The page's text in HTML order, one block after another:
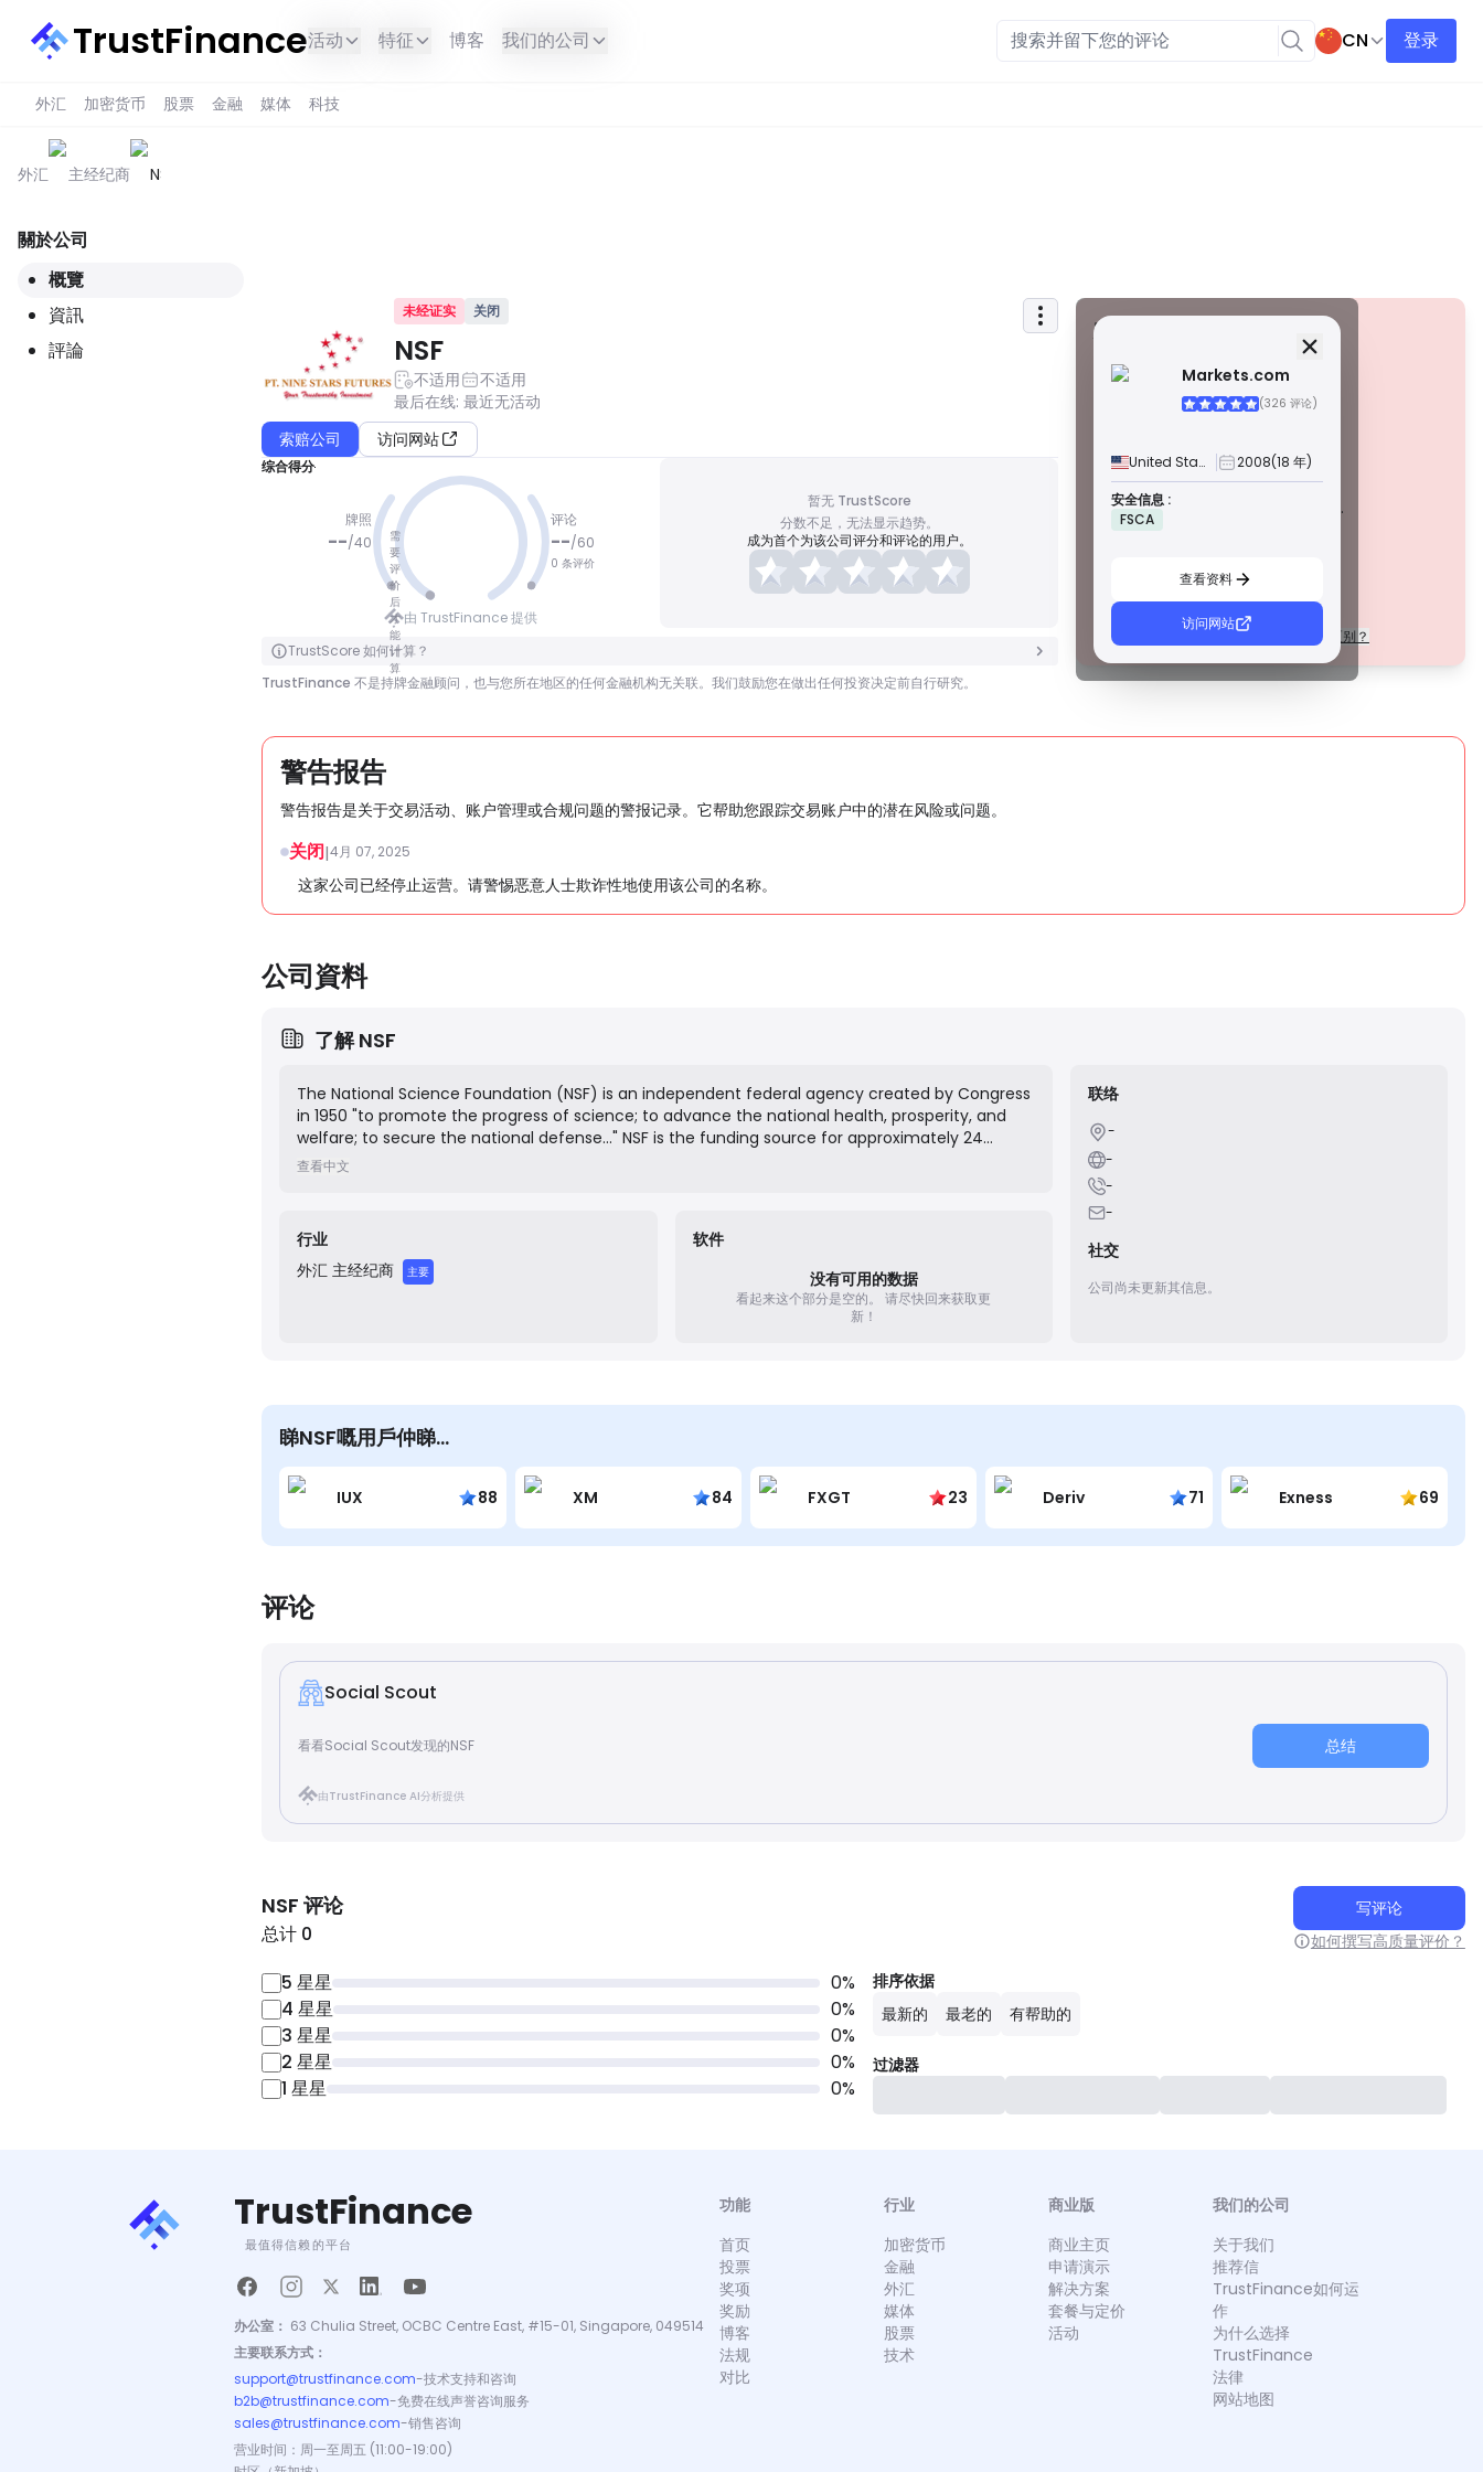
TrustFinance活动 特征 博客 我们的公司 CN 登录
外汇 加密货币 股票 金融 媒体 科技
外汇 主经纪商 NSF
關於公司
概覽
資訊
評論
未经证实 关闭
NSF
不适用
不适用
最后在线: 最近无活动
索赔公司
访问网站
综合得分
牌照
--/40
需
要
评
价
后
才
能
计
算
没有分数
点击翻转
评论
--/60
0 条评价
由 TrustFinance 提供
暂无 TrustScore
分数不足，无法显示趋势。
成为首个为该公司评分和评论的用户。
TrustScore 如何计算？
Markets.com
(326 评论)
United States 2008(18 年)
安全信息 :
FSCA
查看资料
访问网站
安全信息
警告
.
每个等级的许可证在法规上有什么区别？
由全球知名监管机构颁发，这些许可证通过严格的合规性、
由受尊敬的区域监管机构授予，这些许可证提供强大的安全
措施，例如资金隔离、财务报告和补偿计划。虽然没有等级 1
如最低资本要求和 AML 政策。监管较不严格，因此交易者应
谨慎行事并验证安全措施。
来自监管最少的司法管辖区，这些许可证通常缺乏关键保
护，例如资金隔离和保险。虽然它们对运营弹性很有吸引
力，但它们对交易者构成较高的风险。
TrustFinance 不是持牌金融顾问，也与您所在地区的任何金融机构无关联。我们鼓励您在做出任何投资决定前自行研究。
警告报告
警告报告是关于交易活动、账户管理或合规问题的警报记录。它帮助您跟踪交易账户中的潜在风险或问题。
关闭|4月 07, 2025
这家公司已经停止运营。请警惕恶意人士欺诈性地使用该公司的名称。
公司資料
了解NSF
The National Science Foundation (NSF) is an independent federal agency created by Congress
in 1950 "to promote the progress of science; to advance the national health, prosperity, and
welfare; to secure the national defense…" NSF is the funding source for approximately 24
percent of all federally supported basic research conducted by America's colleges and
查看中文
行业
外汇 主经纪商 主要
软件
没有可用的数据
看起来这个部分是空的。
请尽快回来获取更
新！
联络
-
-
-
-
社交
公司尚未更新其信息。
睇NSF嘅用戶仲睇…
IUX 88 XM 84 FXGT 23 Deriv 71 Exness 69
评论
Social Scout
看看Social Scout发现的NSF 总结
由TrustFinance AI分析提供
NSF 评论
总计 0
写评论
如何撰写高质量评价？
5 星星 0%
4 星星 0%
3 星星 0%
2 星星 0%
1 星星 0%
排序依据
最新的
最老的 有帮助的
过滤器
TrustFinance
最值得信赖的平台
办公室： 63 Chulia Street, OCBC Centre East, #15-01, Singapore, 049514
主要联系方式：
support@trustfinance.com-技术支持和咨询
b2b@trustfinance.com-免费在线声誉咨询服务
sales@trustfinance.com-销售咨询
营业时间：周一至周五 (11:00-19:00)
功能
首页
投票
奖项
奖励
博客
法规
对比
行业
加密货币
金融
外汇
媒体
股票
技术
商业版
商业主页
申请演示
解决方案
套餐与定价
活动
我们的公司
关于我们
推荐信
TrustFinance如何运
作
为什么选择
TrustFinance
法律
网站地图